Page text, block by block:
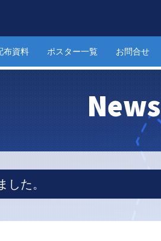
布資料 ポスター一覧 お問合せ
News
た。